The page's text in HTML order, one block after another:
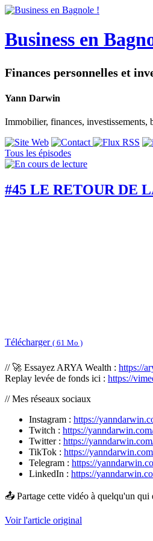
Business en
Finances personnelles et
Yann Darwin
Immobilier, finances, investissements,
Tous les épisodes
#45 LE RETOUR DE
Télécharger ( 61 Mo )
// 🚀 Essayez ARYA Wealth : https://
Replay levée de fonds ici : https://
// Mes réseaux sociaux
Instagram : https://
Twitch : https://
Twitter : https://
TikTok : https://
Telegram : https://
LinkedIn : https://
📤 Partage cette vidéo à quelqu'un qui
Voir l'article original